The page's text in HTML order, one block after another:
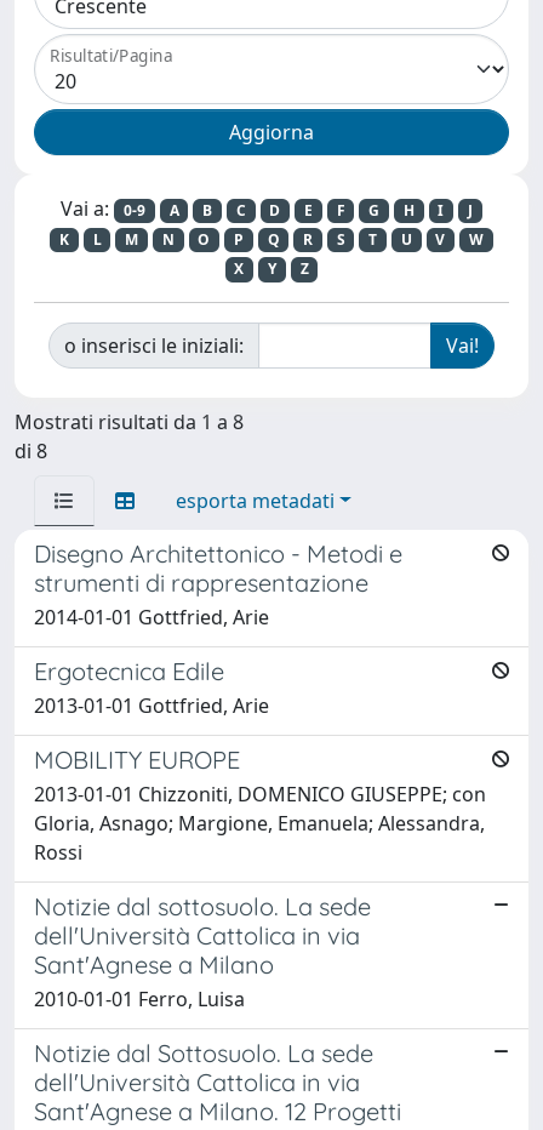
Risultati/Pagina
Vai a: 0-9 A B C D E F G H I
J
K
L M N O P Q R S T U V
W
X
Y Z
o inserisci le iniziali:
Mostrati risultati da 1 a 8
di 8
esporta metadati
Disegno Architettonico - Metodi e
strumenti di rappresentazione
2014-01-01 Gottfried, Arie
Ergotecnica Edile
2013-01-01 Gottfried, Arie
MOBILITY EUROPE
2013-01-01 Chizzoniti, DOMENICO GIUSEPPE; con
Gloria, Asnago; Margione, Emanuela; Alessandra,
Rossi
Notizie dal sottosuolo. La sede
dell'Università Cattolica in via
Sant'Agnese a Milano
2010-01-01 Ferro, Luisa
Notizie dal Sottosuolo. La sede
dell'Università Cattolica in via
Sant'Agnese a Milano. 12 Progetti